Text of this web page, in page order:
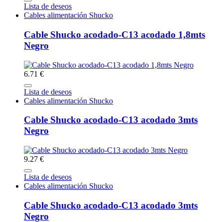
Lista de deseos
Cables alimentación Shucko
Cable Shucko acodado-C13 acodado 1,8mts
Negro
6.71 €
Lista de deseos
Cables alimentación Shucko
Cable Shucko acodado-C13 acodado 3mts
Negro
9.27 €
Lista de deseos
Cables alimentación Shucko
Cable Shucko acodado-C13 acodado 3mts
Negro